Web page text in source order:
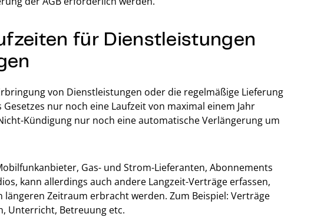
für Dienstleistungen
von Dienstleistungen oder die regelmäßige Lieferung
nur noch eine Laufzeit von maximal einem Jahr
Kündigung nur noch eine automatische Verlängerung um
Gas- und Strom-Lieferanten, Abonnements
kann allerdings auch andere Langzeit-Verträge erfassen,
Zeitraum erbracht werden. Zum Beispiel: Verträge
Unterricht, Betreuung etc.